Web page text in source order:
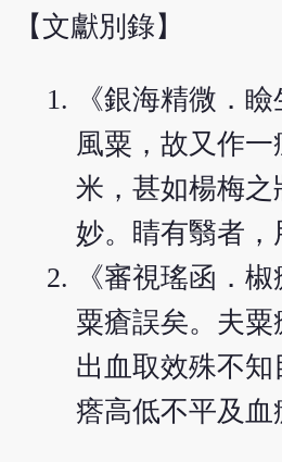
【文獻別錄】
《銀海精微．
風粟，故又作
米，甚如楊梅
妙。睛有翳者
《審視瑤函．
粟瘡誤矣。夫
出血取效殊不
瘩高低不平及